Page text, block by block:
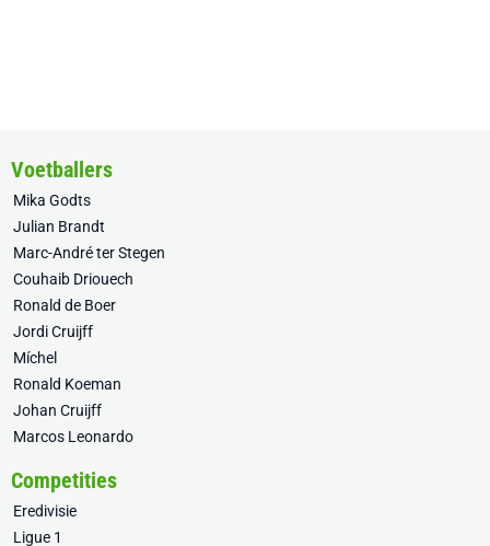
Voetballers
Mika Godts
Julian Brandt
Marc-André ter Stegen
Couhaib Driouech
Ronald de Boer
Jordi Cruijff
Míchel
Ronald Koeman
Johan Cruijff
Marcos Leonardo
Competities
Eredivisie
Ligue 1